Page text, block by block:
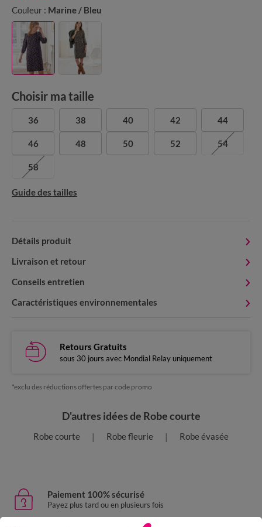
Couleur : Marine / Bleu
Choisir ma taille
36 38 40 42 44
46 48 50 52 54
58
Guide des tailles
Détails produit
Livraison et retour
Conseils entretien
Caractéristiques environnementales
Retours Gratuits
sous 30 jours avec Mondial Relay uniquement
*exclu des réductions offertes par code promo
D'autres idées de Robe courte
Robe courte Robe fleurie Robe évasée
Paiement 100% sécurisé
Payez plus tard ou en plusieurs fois